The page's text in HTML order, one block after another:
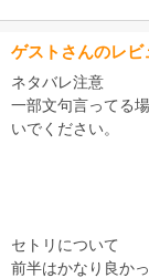
ゲストさんのレビ
ネタバレ注意
一部文句言ってる
いでください。
セトリについて
前半はかなり良か